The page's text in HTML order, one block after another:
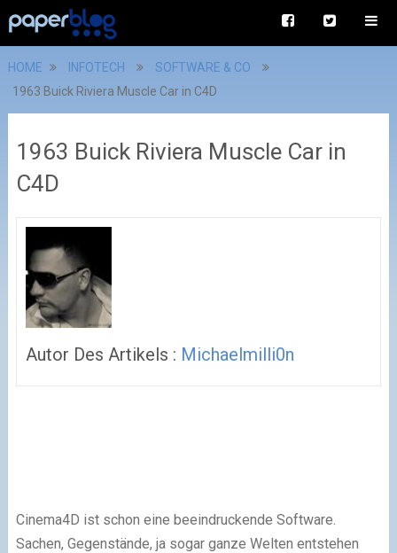
HOME INFOTECH
SOFTWARE & CO
1963 Buick Riviera Muscle Car in C4D
1963 Buick Riviera Muscle Car in
C4D
Autor Des Artikels : Michaelmilli0n
Cinema4D ist schon eine beeindruckende Software.
Sachen, Gegenstände, ja sogar ganze Welten entstehen